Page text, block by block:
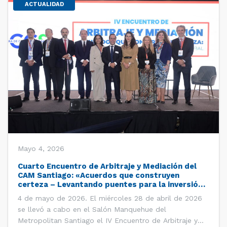
ACTUALIDAD
Mayo 4, 2026
Cuarto Encuentro de Arbitraje y Mediación del
CAM Santiago: «Acuerdos que construyen
certeza – Levantando puentes para la inversión
4 de mayo de 2026. El miércoles 28 de abril de 2026
se llevó a cabo en el Salón Manquehue del
Metropolitan Santiago el IV Encuentro de Arbitraje y